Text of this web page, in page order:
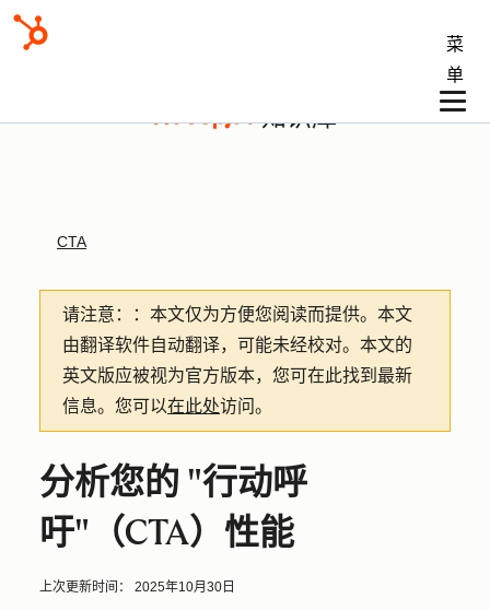
菜
单
知识库
CTA
请注意： ：本文仅为方便您阅读而提供。 本文
由翻译软件自动翻译，可能未经校对。本文的
英文版应被视为官方版本，您可在此找到最新
信息。您可以在此处访问。
分析您的 "行动呼
吁"（CTA）性能
上次更新时间： 2025年10月30日